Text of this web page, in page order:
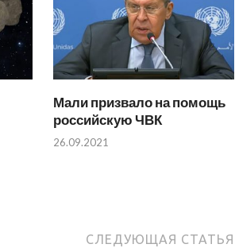
Мали призвало на помощь
российскую ЧВК
26.09.2021
СЛЕДУЮЩАЯ СТАТЬЯ